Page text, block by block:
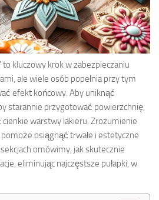
to kluczowy krok w zabezpieczaniu
ale wiele osób popełnia przy tym
efekt końcowy. Aby uniknąć
starannie przygotować powierzchnię,
warstwy lakieru. Zrozumienie
osiągnąć trwałe i estetyczne
omówimy, jak skutecznie
eliminując najczęstsze pułapki, w